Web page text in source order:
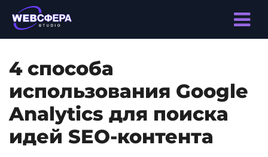
4 способа
использования Google
Analytics для поиска
идей SEO-контента